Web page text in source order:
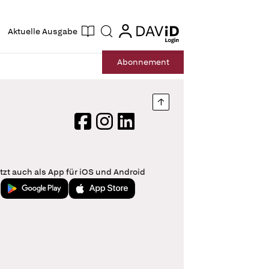
Aktuelle Ausgabe Suche login
login
Abonnement
Nach oben springen
FacebookInstagram
LinkedIn
auch als App für iOS und Android
Jetzt bei Google PlayLaden im App Store